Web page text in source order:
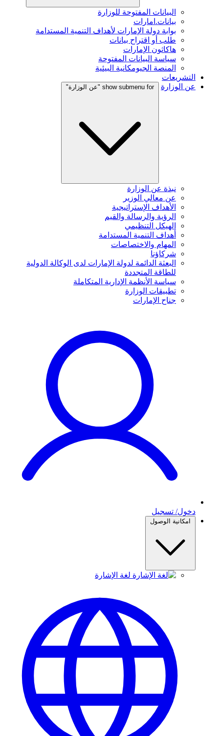
البيانات المفتوحة للوزارة
بيانات.امارات
بوابة دولة الإمارات لأهداف التنمية المستدامة
طلب أو اقتراح بيانات
هاكاثون الإمارات
سياسة البيانات المفتوحة
المنصة الجيومكانية البيئية
التشريعات
عن الوزارة
show submenu for "عن الوزارة"
نبذة عن الوزارة
عن معالي الوزير
الأهداف الإستراتيجية
الرؤية والرسالة والقيم
الهيكل التنظيمي
أهداف التنمية المستدامة
المهام والاختصاصات
شركاؤنا
البعثة الدائمة لدولة الإمارات لدى الوكالة الدولية
للطاقة المتجددة
سياسة الأنظمة الإدارية المتكاملة
تطبيقات الوزارة
جناح الإمارات
دخول/ تسجيل
امكانية الوصول
لغة الإشارة